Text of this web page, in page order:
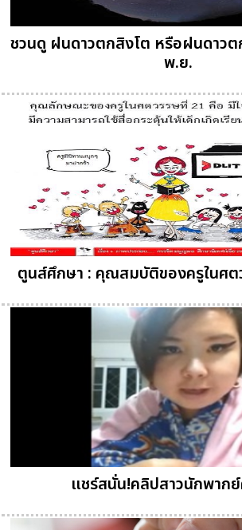
ชวนดู ฝนดาวตกสิงโต หรือฝนดาว
พ.ย.
ตูนส์ศึกษา : คุณสมบัติของครูในศต
แชร์สนั่น!คลิปสาวนักพาก